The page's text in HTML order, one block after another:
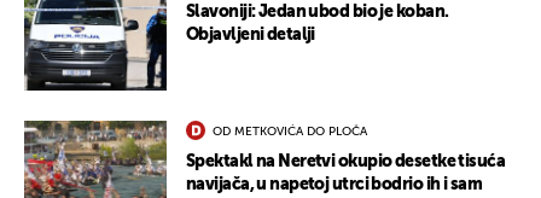
Slavoniji: Jedan ubod bio je koban.
Objavljeni detalji
OD METKOVIĆA DO PLOČA
Spektakl na Neretvi okupio desetke tisuća
navijača, u napetoj utrci bodrio ih i sam